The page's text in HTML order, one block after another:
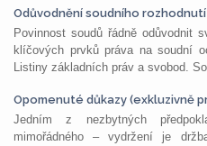
Odůvodnění soudního
Povinnost soudů řádně odůvodnit
klíčových prvků práva na soudní
Listiny základních práv a svobod.
Opomenuté důkazy (exkluzivně
Jedním z nezbytných
mimořádného – vydržení je